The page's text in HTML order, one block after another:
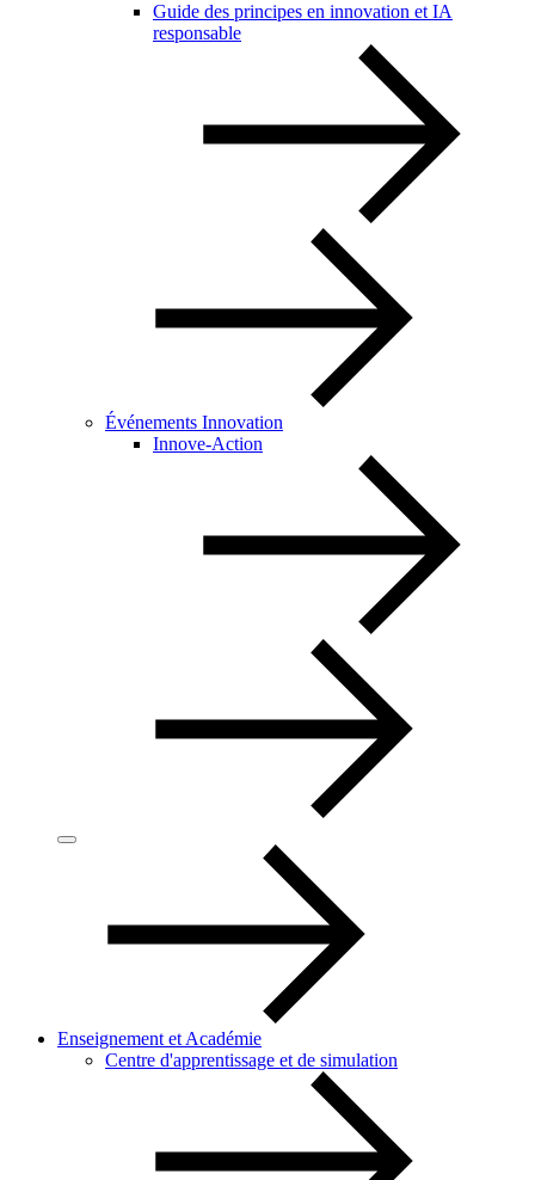
Guide des principes en innovation et IA
responsable
Événements Innovation
Innove-Action
Enseignement et Académie
Centre d'apprentissage et de simulation